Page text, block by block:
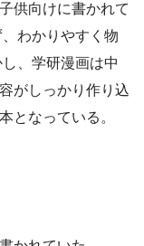
供向けに書かれて
わかりやすく物
、学研漫画は中
がしっかり作り込
となっている。